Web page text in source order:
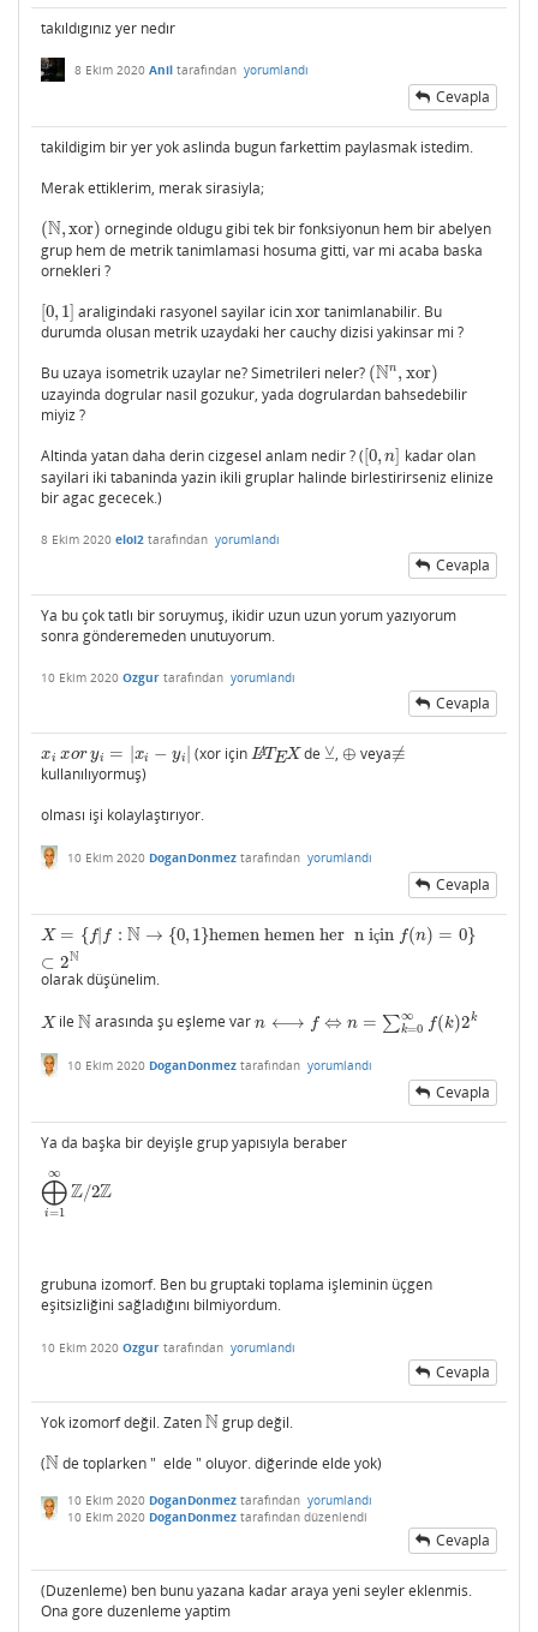
takıldıgınız yer nedır
8 Ekim 2020 Anil tarafından yorumlandı
Cevapla
takildigim bir yer yok aslinda bugun farkettim paylasmak istedim.
Merak ettiklerim, merak sirasiyla;
(N, xor)
(N,xor)
orneginde oldugu gibi tek bir fonksiyonun hem bir abelyen
grup hem de metrik tanimlamasi hosuma gitti, var mi acaba baska
ornekleri ?
[0, 1]
0, 1] araligindaki rasyonel sayilar icinxor
xor tanimlanabilir. Bu
durumda olusan metrik uzaydaki her cauchy dizisi yakinsar mi ?
Bu uzaya isometrik uzaylar ne? Simetrileri neler? (Nn , xor)
(Nn,xor)
uzayinda dogrular nasil gozukur, yada dogrulardan bahsedebilir
miyiz ?
Altinda yatan daha derin cizgesel anlam nedir ? ([0, n]
0,n] kadar olan
sayilari iki tabaninda yazin ikili gruplar halinde birlestirirseniz elinize
bir agac gececek.)
8 Ekim 2020 eloi2 tarafından yorumlandı
Cevapla
Ya bu çok tatlı bir soruymuş, ikidir uzun uzun yorum yazıyorum
sonra gönderemeden unutuyorum.
10 Ekim 2020 Ozgur tarafından yorumlandı
Cevapla
xi xoryi = xi − yi
xix oryi=|x i−y | (xor içinLATEX
LATEX de ⊻
⊻,⊕
⊕ veya≢
≢
kullanılıyormuş)
olması işi kolaylaştırıyor.
10 Ekim 2020 DoganDonmez tarafından yorumlandı
Cevapla
X = { f| f : N → {0, 1}hemen hemen her n için f(n) = 0}
⊂ 2N
X= {f| :N→{ 0 ,1} hemen hemen her n içinf (n)=0 }⊂2N
olarak düşünelim.
X
X ileN
N arasında şu eşleme varn ⟷ f ⇔ n = ∑∞
k=0 f(k)2k
n⟷f⇔n = ∑k= 0∞ f(k )2 k
10 Ekim 2020 DoganDonmez tarafından yorumlandı
Cevapla
Ya da başka bir deyişle grup yapısıyla beraber
⨁
i=1
∞
Z/2Z
⨁i=1∞Z/2Z
grubuna izomorf. Ben bu gruptaki toplama işleminin üçgen
eşitsizliğini sağladığını bilmiyordum.
10 Ekim 2020 Ozgur tarafından yorumlandı
Cevapla
Yok izomorf değil. ZatenN
N grup değil.
(N
N de toplarken " elde " oluyor. diğerinde elde yok)
10 Ekim 2020 DoganDonmez tarafından yorumlandı
10 Ekim 2020 DoganDonmez tarafından düzenlendi
Cevapla
(Duzenleme) ben bunu yazana kadar araya yeni seyler eklenmis.
Ona gore duzenleme yaptim